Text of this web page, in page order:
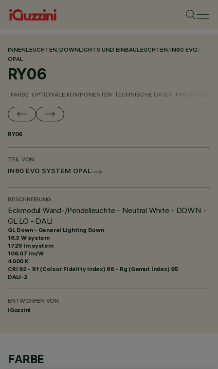
INNENLEUCHTEN/DOWNLIGHTS UND EINBAULEUCHTEN/IN60 EVO/
OPAL
RY06
FARBE OPTIONALE KOMPONENTEN TECHNISCHE DATEN
RY06
TEIL VON
IN60 EVO SYSTEM OPAL
BESCHREIBUNG
Eckmodul Wand-/Pendelleuchte - Neutral White - DOWN -
GL LO - DALI
GL Down - General Lighting Down
16.3 W system
1729 lm system
106.07 lm/W
4000 K
CRI 92 - Rf (Colour Fidelity Index) 88 - Rg (Gamut Index) 95
DALI-2
ENTWORFEN VON
iGuzzini
FARBE